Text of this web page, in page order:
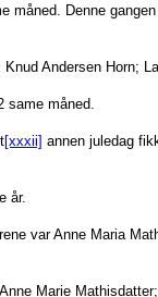
måned. Denne
Andersen Horn;
same måned.
[xxxii] annen juledag
år.
var Anne Maria
Marie